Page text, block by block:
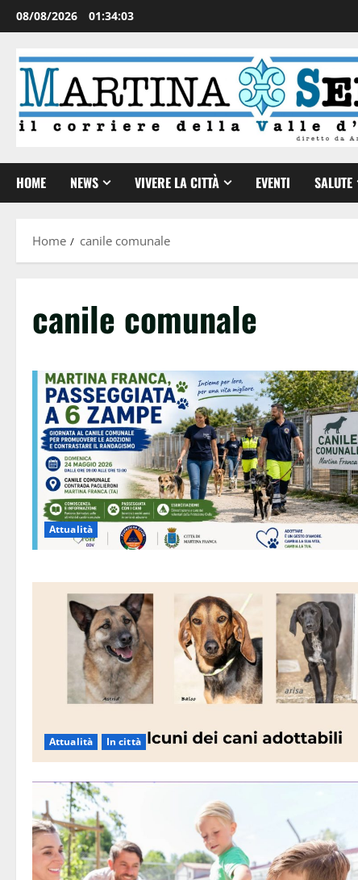
08/08/2026 01:34:04
HOME NEWS VIVERE LA CITTÀ EVENTI SALUTE
Home canile comunale
canile comunale
Attualità
Attualità In città